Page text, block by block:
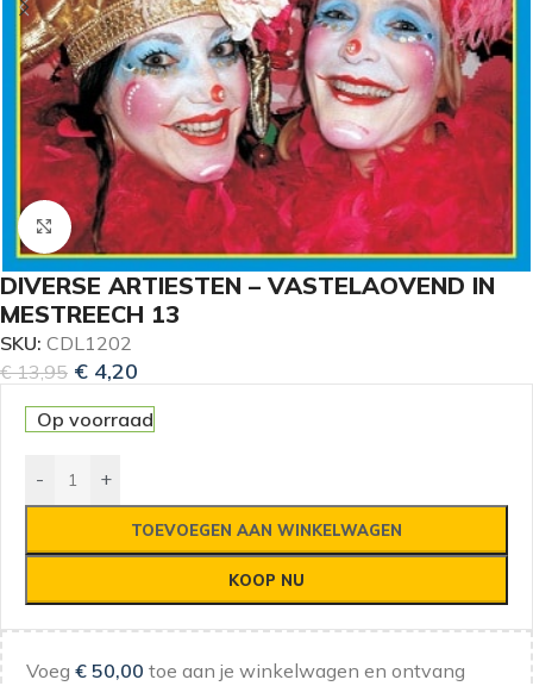
Klik om te vergroten
DIVERSE ARTIESTEN – VASTELAOVEND IN
MESTREECH 13
SKU: CDL1202
€13,95 € 4,20
Op voorraad
- +
TOEVOEGEN AAN WINKELWAGEN
KOOP NU
Voeg € 50,00 toe aan je winkelwagen en ontvang